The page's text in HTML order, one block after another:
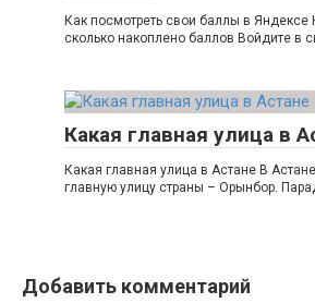
Как посмотреть свои баллы в Яндексе
сколько накоплено баллов Войдите в
Какая главная улица в
Какая главная улица в Астане В
главную улицу страны – Орынбор.
Добавить комментарий